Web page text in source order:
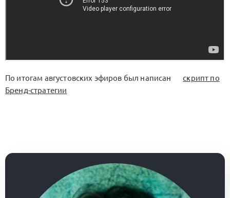
По итогам августовских эфиров был написан
скрипт по
Бренд-стратегии